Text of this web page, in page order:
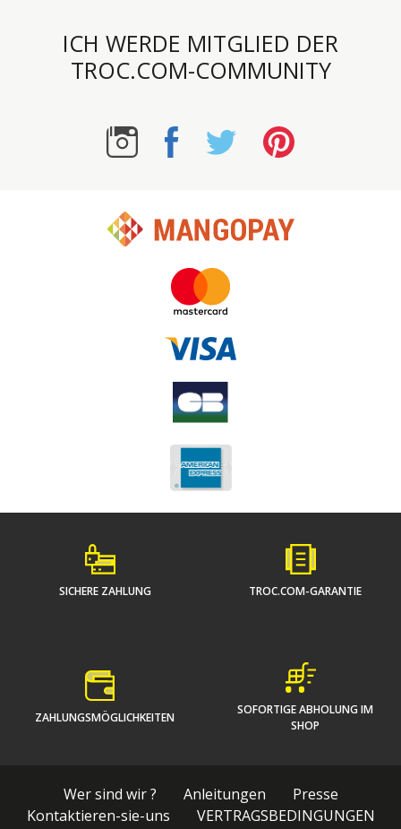
ICH WERDE MITGLIED DER
TROC.COM-COMMUNITY
SICHERE ZAHLUNG TROC.COM-GARANTIE
ZAHLUNGSMÖGLICHKEITEN
SOFORTIGE ABHOLUNG IM
SHOP
Wer sind wir ? Anleitungen
Presse
Kontaktieren-sie-uns
VERTRAGSBEDINGUNGEN